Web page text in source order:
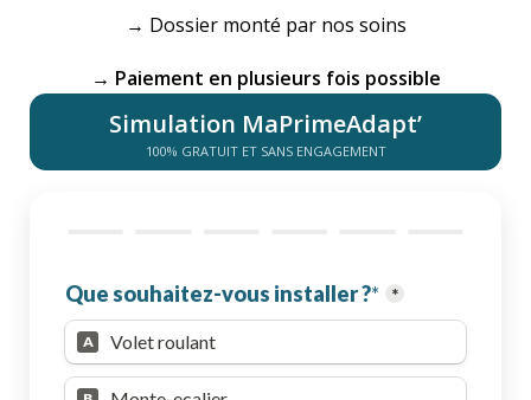
→ Dossier monté par nos soins
→ Paiement en plusieurs fois possible
Simulation MaPrimeAdapt’
100% GRATUIT ET SANS ENGAGEMENT